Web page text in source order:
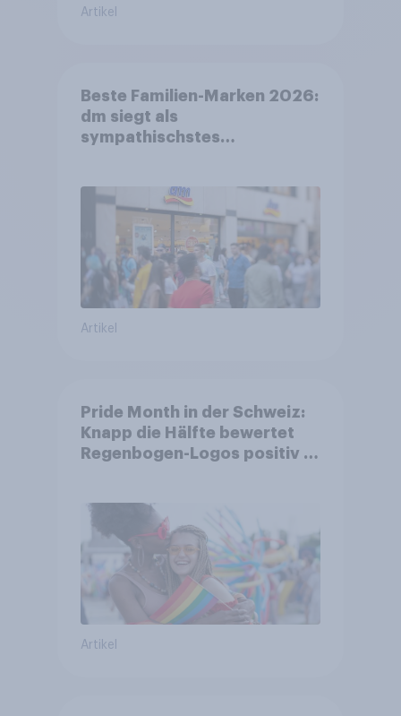
Artikel
Beste Familien-Marken 2026:
dm siegt als
sympathischstes
Artikel
Pride Month in der Schweiz:
Knapp die Hälfte bewertet
Regenbogen-Logos positiv –
Artikel